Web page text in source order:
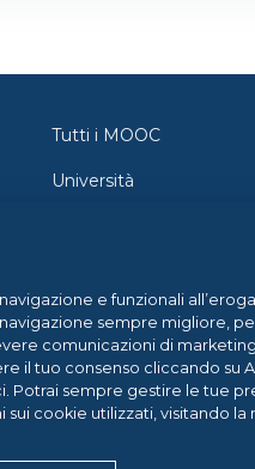
Tutti i MOOC
Università
FedericaX
Federica Coursera
di Ateneo per
e funzionali
sempre migliore,
comunicazioni di
tuo consenso cliccando su
Potrai sempre gestire le tue
cookie utilizzati, visitando la